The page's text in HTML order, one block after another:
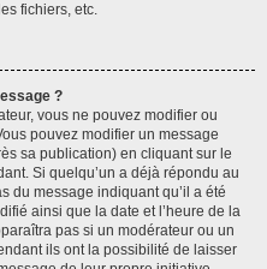
fichiers, etc.
?
vous ne pouvez modifier ou
pouvez modifier un message
sa publication) en cliquant sur le
Si quelqu’un a déjà répondu au
du message indiquant qu’il a été
ainsi que la date et l’heure de la
pas si un modérateur ou un
ils ont la possibilité de laisser